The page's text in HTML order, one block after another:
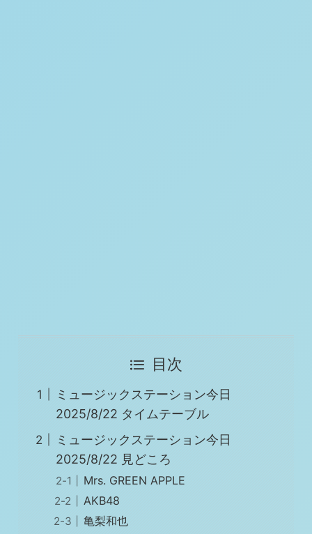
目次
ミュージックステーション今日
2025/8/22 タイムテーブル
ミュージックステーション今日
2025/8/22 見どころ
Mrs. GREEN APPLE
AKB48
亀梨和也